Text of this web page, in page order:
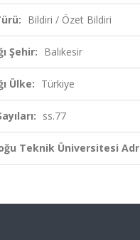
Bildiri / Özet Bildiri
Şehir: Balıkesir
Ülke: Türkiye
ss.77
Teknik Üniversitesi